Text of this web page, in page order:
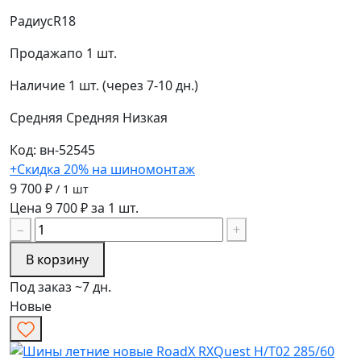
РадиусR18
Продажапо 1 шт.
Наличие 1 шт. (через 7-10 дн.)
Средняя Средняя Низкая
Код: вн-52545
+Скидка 20% на шиномонтаж
9 700 ₽ / 1 шт
Цена 9 700 ₽ за 1 шт.
−
+
В корзину
Под заказ ~7 дн.
Новые